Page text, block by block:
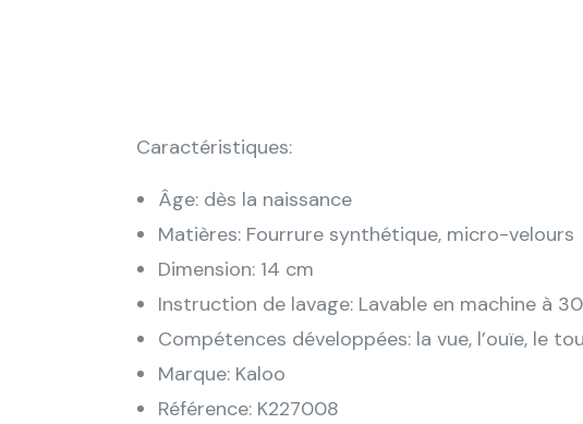
Caractéristiques:
Âge: dès la naissance
Matières: Fourrure synthétique, micro-velours
Dimension: 14 cm
Instruction de lavage: Lavable en machine à
Compétences développées: la vue, l’ouïe, le
Marque: Kaloo
Référence: K227008